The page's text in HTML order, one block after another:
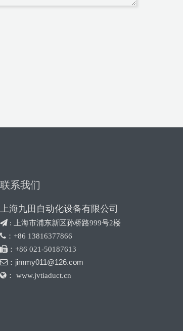
联系我们
上海九田自动化设备有限公司
 :
上海市浦东新区孙桥路999号2楼
 ：+86 13816377866
 ：+86 021-50187613
 ： jimmy011@126.com
 ： www.jvtiaduct.cn